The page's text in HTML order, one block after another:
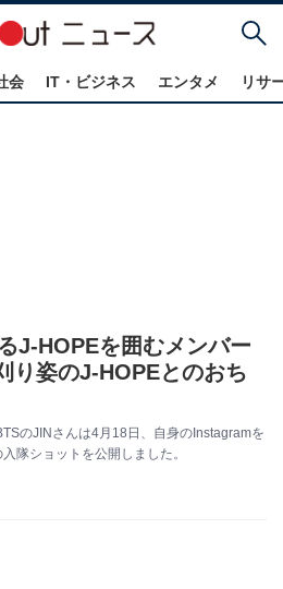
会 IT・ビジネス エンタメ リサ
J-HOPEを囲むメンバー
り姿のJ-HOPEとのおち
のJINさんは4月18日、自身のInstagramを
隊ショットを公開しました。